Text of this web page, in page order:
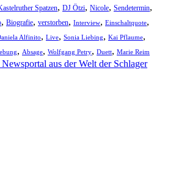
Spatzen, DJ Ötzi, Nicole, Sendetermin,
, Biografie, verstorben, Interview, Einschaltquote,
Alfinito, Live, Sonia Liebing, Kai Pflaume,
, Absage, Wolfgang Petry, Duett, Marie Reim